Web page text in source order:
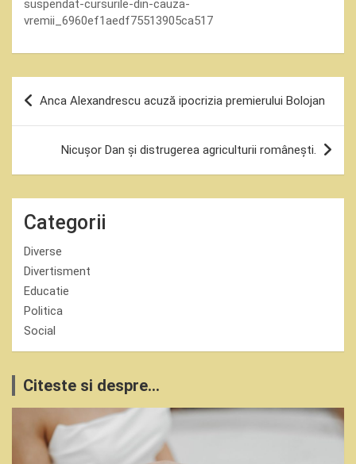
suspendat-cursurile-din-cauza-
vremii_6960ef1aedf75513905ca517
Navigare
articole
Anca Alexandrescu acuză ipocrizia premierului Bolojan
Nicușor Dan și distrugerea agriculturii românești.
Categorii
Diverse
Divertisment
Educatie
Politica
Social
Citeste si despre...